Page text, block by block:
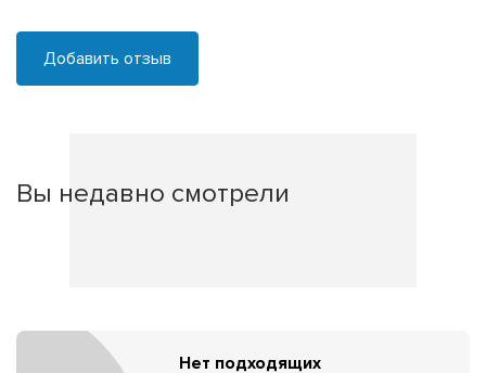
Добавить отзыв
Вы недавно смотрели
Нет подходящих